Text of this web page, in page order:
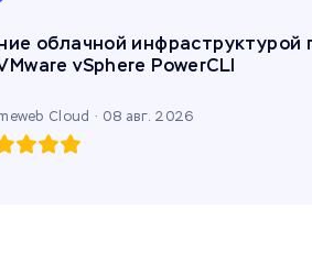
облачной инфраструктурой
vSphere PowerCLI
Cloud · 08 авг. 2026